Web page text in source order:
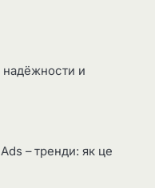
и
– тренди: як це